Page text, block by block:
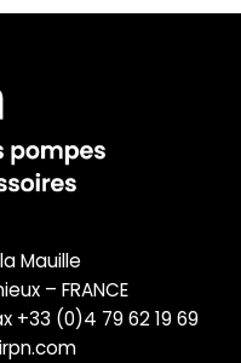
Mauille
– FRANCE
+33 (0)4 79 62 19 69